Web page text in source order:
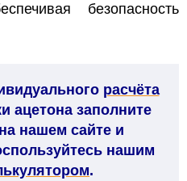
безопасность
расчёта
ацетона заполните
на нашем сайте и
нашим
.